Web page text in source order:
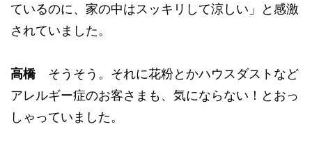
ているのに、家の中はスッキリして涼しい」と感激
されていました。
高橋 そうそう。それに花粉とかハウスダストなど
アレルギー症のお客さまも、気にならない！とおっ
しゃっていました。